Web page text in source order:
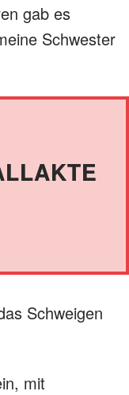
gab es
Schwester
Schweigen
mit